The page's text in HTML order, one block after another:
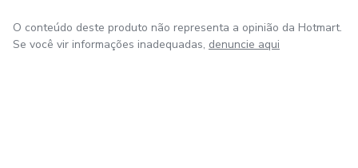
O conteúdo deste produto não representa a opinião da Hotmart.
Se você vir informações inadequadas, denuncie aqui